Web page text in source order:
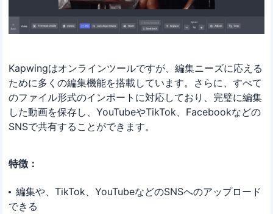
Kapwingはオンラインツールですが、編集ニーズに応える
ために多くの編集機能を搭載しています。さらに、すべて
のファイル形式のインポートに対応しており、完璧に編集
した動画を保存し、YouTubeやTikTok、Facebookなどの
SNSで共有することができます。
特徴：
編集や、TikTok、YouTubeなどのSNSへのアップロード
できる